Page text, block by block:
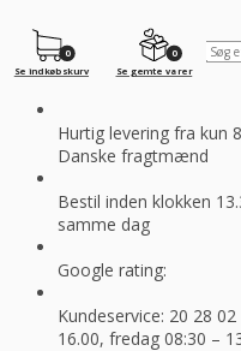
0
Se gemte varer
0
Se indkøbskurv
Hurtig levering fra kun
Danske fragtmænd
Bestil inden klokken
samme dag
Google rating:
Kundeservice: 20 28 02
16.00, fredag 08:30 –